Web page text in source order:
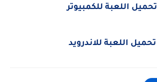
تحميل اللعبة للكمبيوتر
تحميل اللعبة للاندرويد